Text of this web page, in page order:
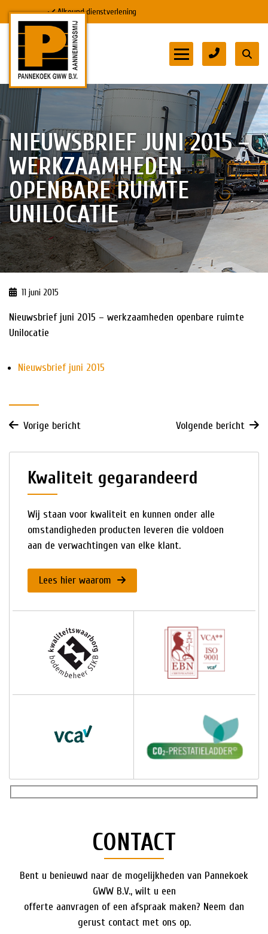
DIENSTEN
DOWNLOADS
MVO & VEILIGHEID
PROJECTEN
WERKEN BIJ
CONTACT
HISTORIE
NIEUWS
Allround dienstverlening
NIEUWSBRIEF JUNI 2015 –
WERKZAAMHEDEN
OPENBARE RUIMTE
UNILOCATIE
11 juni 2015
Nieuwsbrief juni 2015 – werkzaamheden openbare ruimte
Unilocatie
Nieuwsbrief juni 2015
Vorige bericht Volgende bericht
Kwaliteit gegarandeerd
Wij staan voor kwaliteit en kunnen onder alle
omstandigheden producten leveren die voldoen
aan de verwachtingen van elke klant.
Lees hier waarom
CONTACT
Bent u benieuwd naar de mogelijkheden van Pannekoek
GWW B.V., wilt u een
offerte aanvragen of een afspraak maken? Neem dan
gerust contact met ons op.